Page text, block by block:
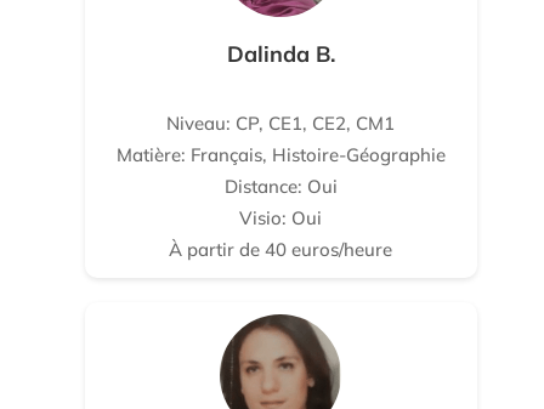
Dalinda B.
Niveau: CP, CE1, CE2, CM1
Matière: Français, Histoire-Géographie
Distance: Oui
Visio: Oui
À partir de 40 euros/heure